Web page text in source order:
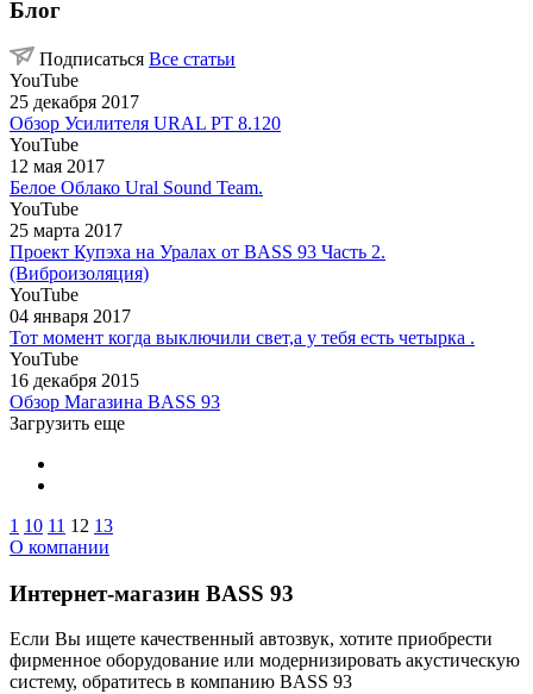
Блог
Подписаться Все статьи
YouTube
25 декабря 2017
Обзор Усилителя URAL PT 8.120
YouTube
12 мая 2017
Белое Облако Ural Sound Team.
YouTube
25 марта 2017
Проект Купэха на Уралах от BASS 93 Часть 2.
(Виброизоляция)
YouTube
04 января 2017
Тот момент когда выключили свет,а у тебя есть четырка .
YouTube
16 декабря 2015
Обзор Магазина BASS 93
Загрузить еще
1 10 11 12 13
О компании
Интернет-магазин BASS 93
Если Вы ищете качественный автозвук, хотите приобрести
фирменное оборудование или модернизировать акустическую
систему, обратитесь в компанию BASS 93